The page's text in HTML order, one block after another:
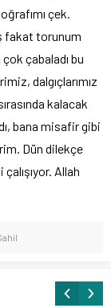
çek.
fakat torunum
çabaladı bu
dalgıçlarımız
kalacak
bana misafir gibi
Dün dilekçe
Allah